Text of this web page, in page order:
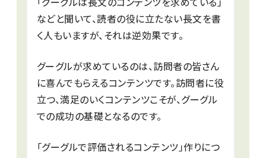
などと聞いて、読者の役に立たない長文を書
く人もいますが、それは逆効果です。
グーグルが求めているのは、訪問者の皆さん
に喜んでもらえるコンテンツです。訪問者に役
立つ、満足のいくコンテンツこそが、グーグル
での成功の基礎となるのです。
「グーグルで評価されるコンテンツ」作りにつ